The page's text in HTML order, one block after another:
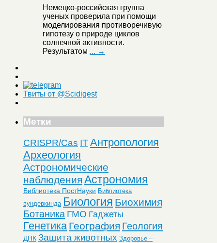
Немецко-российская группа
ученых проверила при помощи
моделирования противоречивую
гипотезу о природе циклов
солнечной активности.
Результатом ... →
Твиты от @Scidigest
Метки
CRISPR/Cas ITАнтропология
Археология
Астрономические
наблюдения Астрономия
Библиотека ПостНауки Библиотека
вундеркинда Биология Биохимия
Ботаника ГМО Гаджеты
Генетика География Геология
ДНК Защита животных Здоровье –